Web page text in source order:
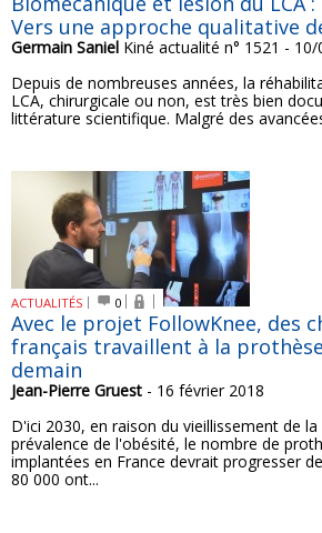
Vers une approche qualitative
Germain Saniel Kiné actualité n° 1521 -
Depuis de nombreuses années, la
LCA, chirurgicale ou non, est très bien
littérature scientifique. Malgré des
ACTUALITÉS 0
Avec le projet FollowKnee, des
français travaillent à la
demain
Jean-Pierre Gruest - 16 février 2018
D'ici 2030, en raison du vieillissement de
prévalence de l'obésité, le nombre de
implantées en France devrait progresser
80 000 ont...